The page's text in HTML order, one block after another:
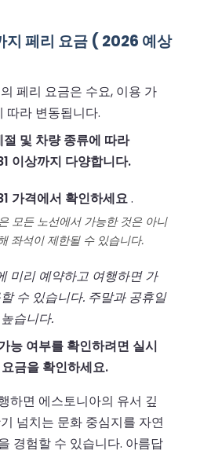
지 페리 요금 ( 2026 예상
페리 요금은 수요, 이용 가
따라 변동됩니다.
및 차량 종류에 따라
이상까지 다양합니다.
가격에서 확인하세요.
모든 노선에서 가능한 것은 아니
좌석이 제한될 수 있습니다.
미리 예약하고 여행하면 가
수 있습니다. 주말과 공휴일
습니다.
능 여부를 확인하려면 실시
금을 확인하세요.
하면 에스토니아의 유서 깊
넘치는 문화 중심지를 자연
경험할 수 있습니다. 아름답